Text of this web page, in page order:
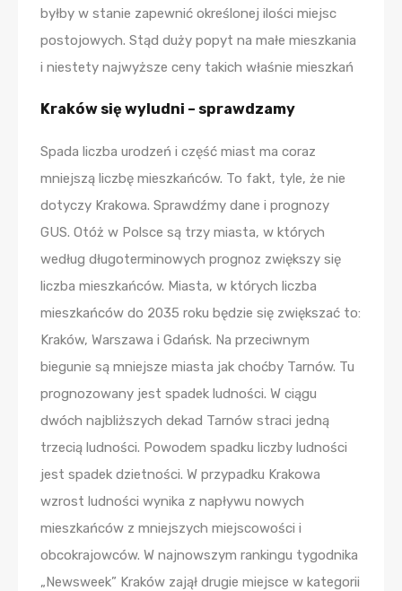
byłby w stanie zapewnić określonej ilości miejsc
postojowych. Stąd duży popyt na małe mieszkania
i niestety najwyższe ceny takich właśnie mieszkań
Kraków się wyludni – sprawdzamy
Spada liczba urodzeń i część miast ma coraz
mniejszą liczbę mieszkańców. To fakt, tyle, że nie
dotyczy Krakowa. Sprawdźmy dane i prognozy
GUS. Otóż w Polsce są trzy miasta, w których
według długoterminowych prognoz zwiększy się
liczba mieszkańców. Miasta, w których liczba
mieszkańców do 2035 roku będzie się zwiększać to:
Kraków, Warszawa i Gdańsk. Na przeciwnym
biegunie są mniejsze miasta jak choćby Tarnów. Tu
prognozowany jest spadek ludności. W ciągu
dwóch najbliższych dekad Tarnów straci jedną
trzecią ludności. Powodem spadku liczby ludności
jest spadek dzietności. W przypadku Krakowa
wzrost ludności wynika z napływu nowych
mieszkańców z mniejszych miejscowości i
obcokrajowców. W najnowszym rankingu tygodnika
„Newsweek” Kraków zajął drugie miejsce w kategorii